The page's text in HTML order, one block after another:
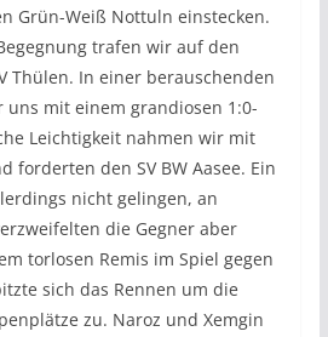
Grün-Weiß Nottuln einstecken.
trafen wir auf den
Thülen. In einer berauschenden
uns mit einem grandiosen 1:0-
Leichtigkeit nahmen wir mit
forderten den SV BW Aasee. Ein
nicht gelingen, an
die Gegner aber
torlosen Remis im Spiel gegen
sich das Rennen um die
zu. Naroz und Xemgin